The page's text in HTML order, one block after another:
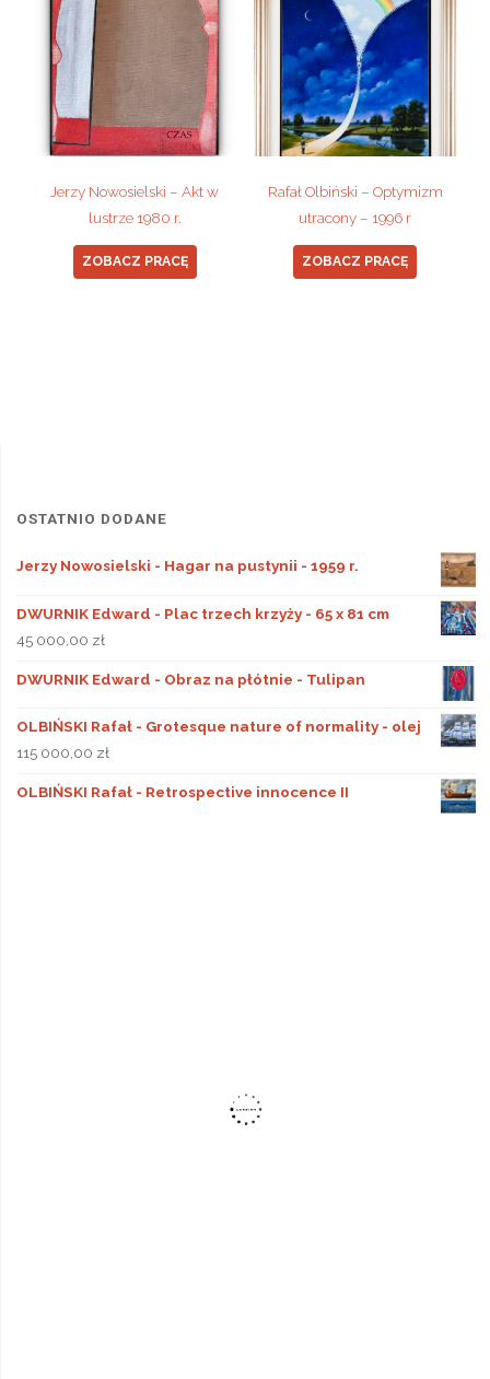
Jerzy Nowosielski – Akt w
lustrze 1980 r.
ZOBACZ PRACĘ
Rafał Olbiński – Optymizm
utracony – 1996 r
ZOBACZ PRACĘ
OSTATNIO DODANE
Jerzy Nowosielski - Hagar na pustynii - 1959 r.
DWURNIK Edward - Plac trzech krzyży - 65 x 81 cm
45 000,00 zł
DWURNIK Edward - Obraz na płótnie - Tulipan
OLBIŃSKI Rafał - Grotesque nature of normality - olej
115 000,00 zł
OLBIŃSKI Rafał - Retrospective innocence II